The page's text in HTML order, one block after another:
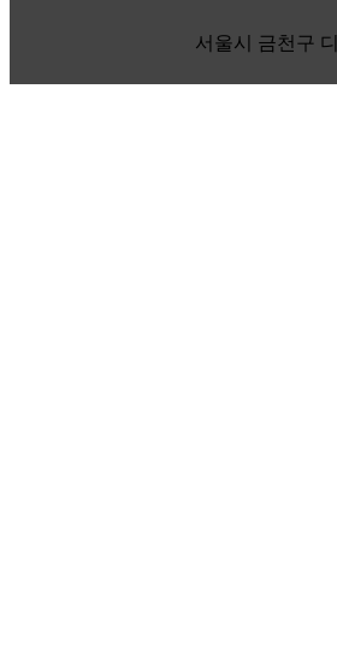
서울시 금천구